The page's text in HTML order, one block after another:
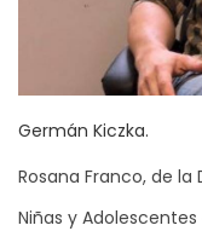
Germán Kiczka.
Rosana Franco, de
Niñas y